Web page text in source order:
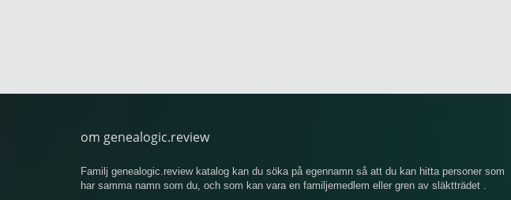
om genealogic.review
Familj genealogic.review katalog kan du söka på egennamn så att du kan hitta personer som
har samma namn som du, och som kan vara en familjemedlem eller gren av släktträdet .